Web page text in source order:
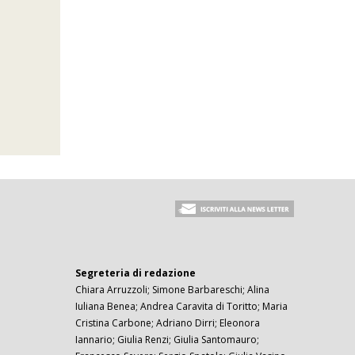
Segreteria di redazione
Chiara Arruzzoli; Simone Barbareschi; Alina
Iuliana Benea; Andrea Caravita di Toritto; Maria
Cristina Carbone; Adriano Dirri; Eleonora
Iannario; Giulia Renzi; Giulia Santomauro;